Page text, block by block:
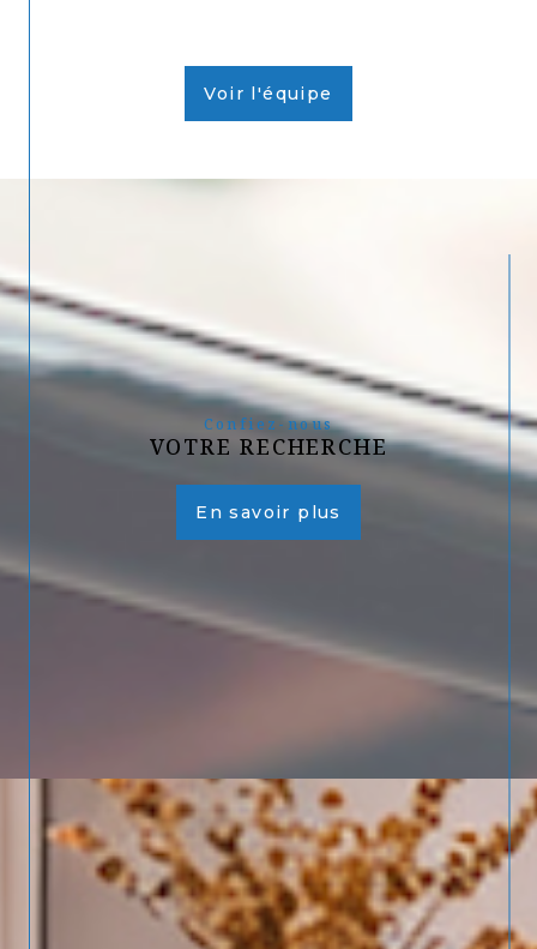
Voir l'équipe
Confiez-nous
VOTRE RECHERCHE
En savoir plus